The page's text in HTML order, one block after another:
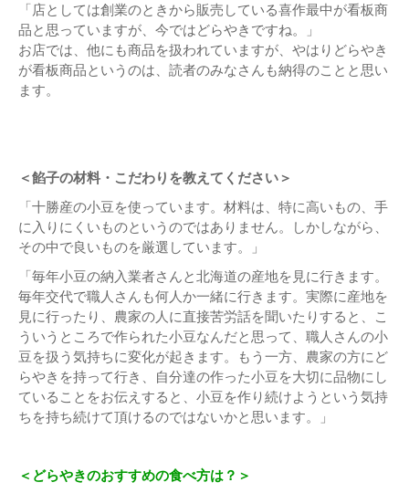
「店としては創業のときから販売している喜作最中が看板商
品と思っていますが、今ではどらやきですね。」
お店では、他にも商品を扱われていますが、やはりどらやき
が看板商品というのは、読者のみなさんも納得のことと思い
ます。
＜餡子の材料・こだわりを教えてください＞
「十勝産の小豆を使っています。材料は、特に高いもの、手
に入りにくいものというのではありません。しかしながら、
その中で良いものを厳選しています。」
「毎年小豆の納入業者さんと北海道の産地を見に行きます。
毎年交代で職人さんも何人か一緒に行きます。実際に産地を
見に行ったり、農家の人に直接苦労話を聞いたりすると、こ
ういうところで作られた小豆なんだと思って、職人さんの小
豆を扱う気持ちに変化が起きます。もう一方、農家の方にど
らやきを持って行き、自分達の作った小豆を大切に品物にし
ていることをお伝えすると、小豆を作り続けようという気持
ちを持ち続けて頂けるのではないかと思います。」
＜どらやきのおすすめの食べ方は？＞